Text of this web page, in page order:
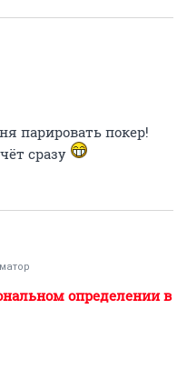
парировать покер!
сразу
определении в